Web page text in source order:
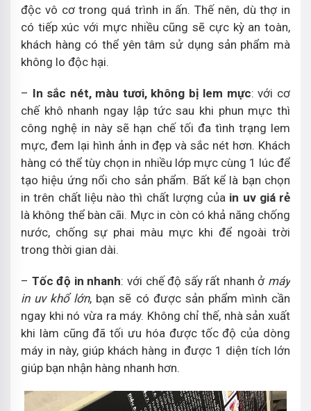
độc vô cơ trong quá trình in ấn. Thế nên, dù thợ in
có tiếp xúc với mực nhiều cũng sẽ cực kỳ an toàn,
khách hàng có thể yên tâm sử dụng sản phẩm mà
không lo độc hại.
– In sắc nét, màu tươi, không bị lem mực: với cơ
chế khô nhanh ngay lập tức sau khi phun mực thì
công nghệ in này sẽ hạn chế tối đa tình trạng lem
mực, đem lại hình ảnh in đẹp và sắc nét hơn. Khách
hàng có thể tùy chọn in nhiều lớp mực cùng 1 lúc để
tạo hiệu ứng nổi cho sản phẩm. Bất kể là bạn chọn
in trên chất liệu nào thì chất lượng của in uv giá rẻ
là không thể bàn cãi. Mực in còn có khả năng chống
nước, chống sự phai màu mực khi để ngoài trời
trong thời gian dài.
– Tốc độ in nhanh: với chế độ sấy rất nhanh ở máy
in uv khổ lớn, bạn sẽ có được sản phẩm mình cần
ngay khi nó vừa ra máy. Không chỉ thế, nhà sản xuất
khi làm cũng đã tối ưu hóa được tốc độ của dòng
máy in này, giúp khách hàng in được 1 diện tích lớn
giúp bạn nhận hàng nhanh hơn.